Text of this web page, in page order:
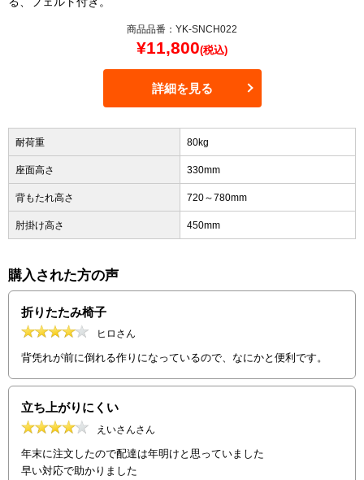
商品品番：YK-SNCH022
¥11,800(税込)
詳細を見る
耐荷重 80kg
座面高さ 330mm
背もたれ高さ 720～780mm
肘掛け高さ 450mm
購入された方の声
折りたたみ椅子
ヒロさん
背凭れが前に倒れる作りになっているので、なにかと便利です。
立ち上がりにくい
えいさんさん
年末に注文したので配達は年明けと思っていました
早い対応で助かりました